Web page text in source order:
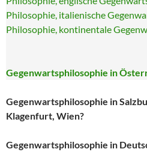
Philosophie, italienische
Philosophie, kontinentale
Gegenwartsphilosophie in
Gegenwartsphilosophie in
Klagenfurt, Wien?
Gegenwartsphilosophie in